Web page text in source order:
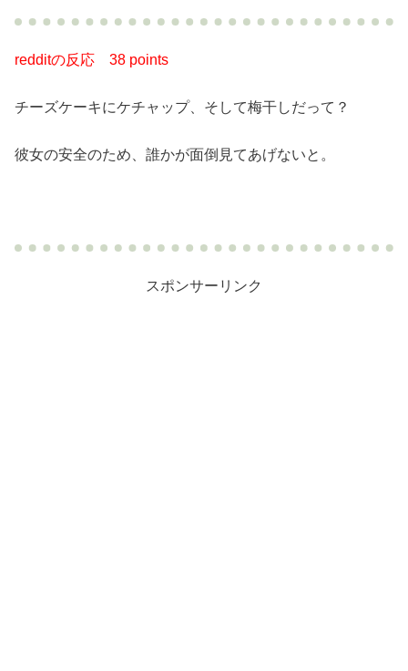
redditの反応 38 points
チーズケーキにケチャップ、そして梅干しだって？
彼女の安全のため、誰かが面倒見てあげないと。
スポンサーリンク